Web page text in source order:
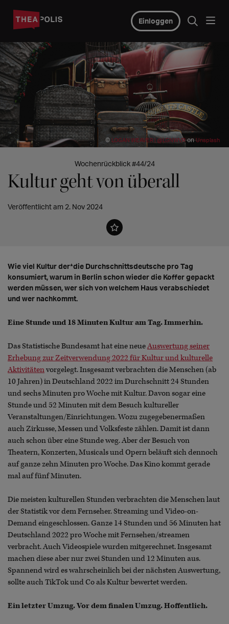
Einloggen
© LOGAN WEAVER | @LGNWVRonUnsplash
Wochenrückblick #44/24
Kultur geht von überall
Veröffentlicht am 2. Nov 2024
Wie viel Kultur der*die Durchschnittsdeutsche pro Tag
konsumiert, warum in Berlin schon wieder die Koffer gepackt
werden müssen, wer sich von welchem Haus verabschiedet
und wer nachkommt.
Eine Stunde und 18 Minuten Kultur am Tag. Immerhin.
Das Statistische Bundesamt hat eine neueAuswertung seiner
Erhebung zur Zeitverwendung 2022 für Kultur und kulturelle
Aktivitätenvorgelegt. Insgesamt verbrachten die Menschen (ab
10 Jahren) in Deutschland 2022 im Durchschnitt 24 Stunden
und sechs Minuten pro Woche mit Kultur. Davon sogar eine
Stunde und 52 Minuten mit dem Besuch kultureller
Veranstaltungen/Einrichtungen. Wozu zugegebenermaßen
auch Zirkusse, Messen und Volksfeste zählen. Damit ist dann
auch schon über eine Stunde weg. Aber der Besuch von
Theatern, Konzerten, Musicals und Opern beläuft sich dennoch
auf ganze zehn Minuten pro Woche. Das Kino kommt gerade
mal auf fünf Minuten.
Die meisten kulturellen Stunden verbrachten die Menschen laut
der Statistik vor dem Fernseher. Streaming und Video-on-
Demand eingeschlossen. Ganze 14 Stunden und 56 Minuten hat
Deutschland 2022 pro Woche mit Fernsehen/streamen
verbracht. Auch Videospiele wurden mitgerechnet. Insgesamt
machen diese aber nur zwei Stunden und 12 Minuten aus.
Spannend wird es wahrscheinlich bei der nächsten Auswertung,
sollte auch TikTok und Co als Kultur bewertet werden.
Ein letzter Umzug. Vor dem finalen Umzug. Hoffentlich.